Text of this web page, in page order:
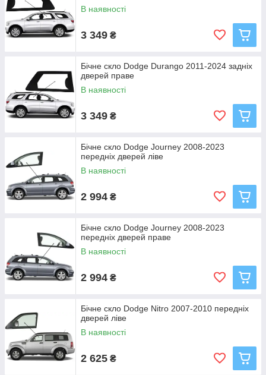
В наявності
3 349 ₴
Бічне скло Dodge Durango 2011-2024 задніх
дверей праве
В наявності
3 349 ₴
Бічне скло Dodge Journey 2008-2023
передніх дверей ліве
В наявності
2 994 ₴
Бічне скло Dodge Journey 2008-2023
передніх дверей праве
В наявності
2 994 ₴
Бічне скло Dodge Nitro 2007-2010 передніх
дверей ліве
В наявності
2 625 ₴